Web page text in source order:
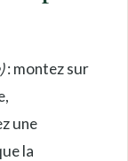
: montez sur
une
la